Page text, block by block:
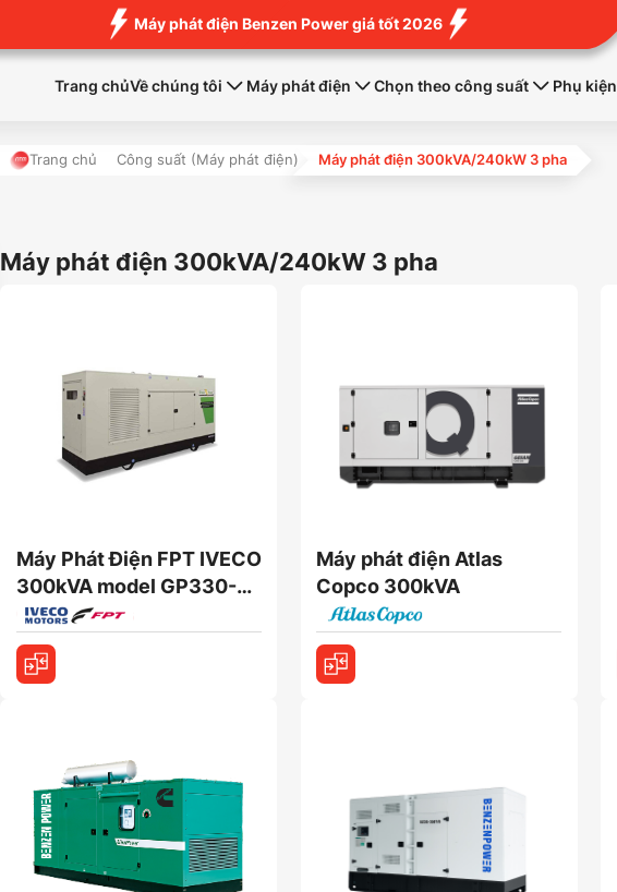
Máy phát điện Benzen Power giá tốt 2026
Trang chủVề chúng tôi Máy phát điện Chọn theo công suất Phụ kiện
Trang chủ Công suất (Máy phát điện) Máy phát điện 300kVA/240kW 3 pha
Máy phát điện 300kVA/240kW 3 pha
Máy Phát Điện FPT IVECO
300kVA model GP330-
N/I
Máy phát điện Atlas
Copco 300kVA